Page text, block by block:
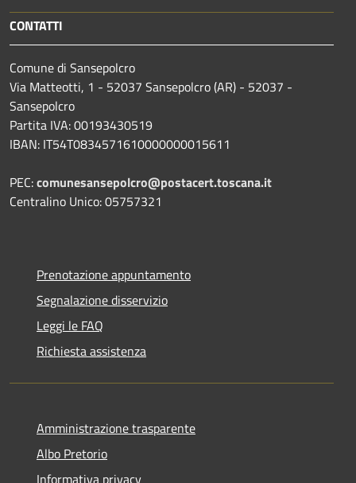
CONTATTI
Comune di Sansepolcro
Via Matteotti, 1 - 52037 Sansepolcro (AR) - 52037 -
Sansepolcro
Partita IVA: 00193430519
IBAN: IT54T0834571610000000015611
PEC:comunesansepolcro@postacert.toscana.it
Centralino Unico: 05757321
Prenotazione appuntamento
Segnalazione disservizio
Leggi le FAQ
Richiesta assistenza
Amministrazione trasparente
Albo Pretorio
Informativa privacy